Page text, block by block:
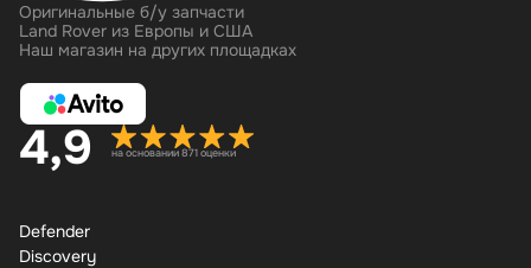
Оригинальные б/у запчасти
Land Rover из Европы и США
Наш магазин на других площадках
4,9 на основании 871 оценки
Defender
Discovery